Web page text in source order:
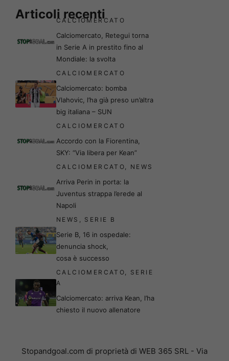
Articoli recenti
CALCIOMERCATO
Calciomercato, Retegui torna
in Serie A in prestito fino al
Mondiale: la svolta
CALCIOMERCATO
Calciomercato: bomba
Vlahovic, l’ha già preso un’altra
big italiana – SUN
CALCIOMERCATO
Accordo con la Fiorentina,
SKY: “Via libera per Kean”
CALCIOMERCATO NEWS
Arriva Perin in porta: la
Juventus strappa l’erede al
Napoli
NEWS SERIE B
Serie B, 16 in ospedale:
denuncia shock,
cosa è successo
CALCIOMERCATO
SERIE
A
Calciomercato: arriva Kean, l’ha
chiesto il nuovo allenatore
Stopandgoal.com di proprietà di WEB 365 SRL - Via